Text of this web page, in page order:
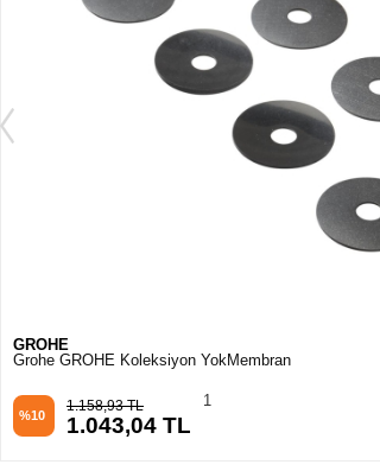
GROHE
Grohe GROHE Koleksiyon YokMembran
%10
1.158,93 TL
1.043,04 TL
1